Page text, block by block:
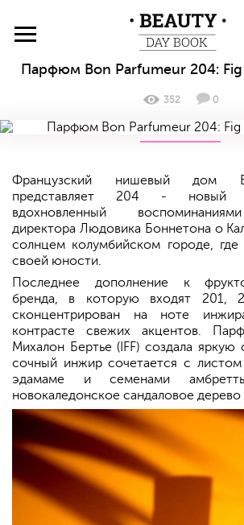
Парфюм Bon Parfumeur 204: Fig
352 0
Французский нишевый дом
представляет 204 - новый
вдохновленный
директора Людовика Боннетона о
солнцем колумбийском городе, где
своей юности.
Последнее дополнение к
бренда, в которую входят 201,
сконцентрирован на ноте
контрасте свежих акцентов.
Михалон Бертье (IFF) создала яркую
сочный инжир сочетается с
эдамаме и семенами
новокаледонское сандаловое дерево